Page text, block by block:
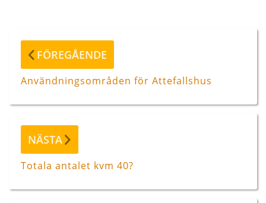
Föregående
inlägg
FÖREGÅENDE
Användningsområden för Attefallshus
Nästa
inlägg
NÄSTA
Totala antalet kvm 40?